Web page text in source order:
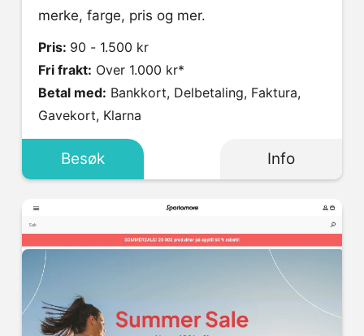
merke, farge, pris og mer.
Pris: 90 - 1.500 kr
Fri frakt: Over 1.000 kr*
Betal med:
Gavekort, Klarna
Besøk Info